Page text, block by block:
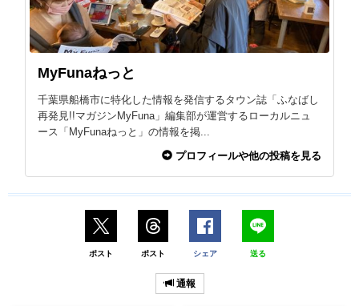
MyFunaねっと
千葉県船橋市に特化した情報を発信するタウン誌「ふなばし
再発見!!マガジンMyFuna」編集部が運営するローカルニュ
ース「MyFunaねっと」の情報を掲...
プロフィールや他の投稿を見る
ポスト ポスト シェア 送る
通報